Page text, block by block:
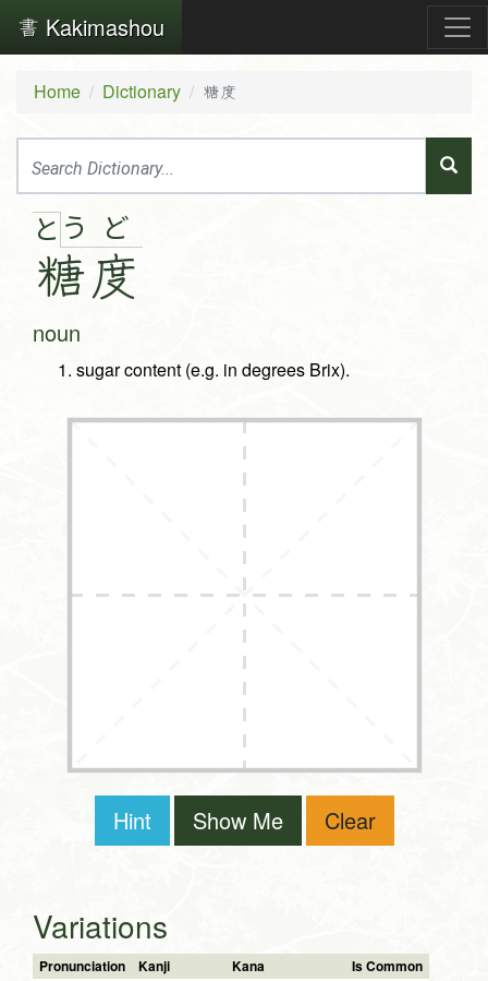
Kakimashou
Home Dictionary 糖度
と う
糖
ど
度
noun
sugar content (e.g. in degrees Brix).
Hint Show Me Clear
Variations
Pronunciation Kanji Kana Is Common